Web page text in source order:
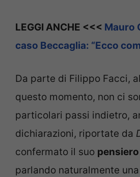
LEGGI ANCHE <<< Mauro
caso Beccaglia: “Ecco
Da parte di Filippo Facci,
questo momento, non ci
particolari passi indietro,
dichiarazioni, riportate da
confermato il suo pensiero
parlando naturalmente